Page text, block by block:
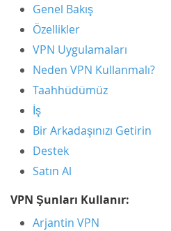
Genel Bakış
Özellikler
VPN Uygulamaları
Neden VPN Kullanmalı?
Taahhüdümüz
İş
Bir Arkadaşınızı Getirin
Destek
Satın Al
VPN Şunları Kullanır:
Arjantin VPN